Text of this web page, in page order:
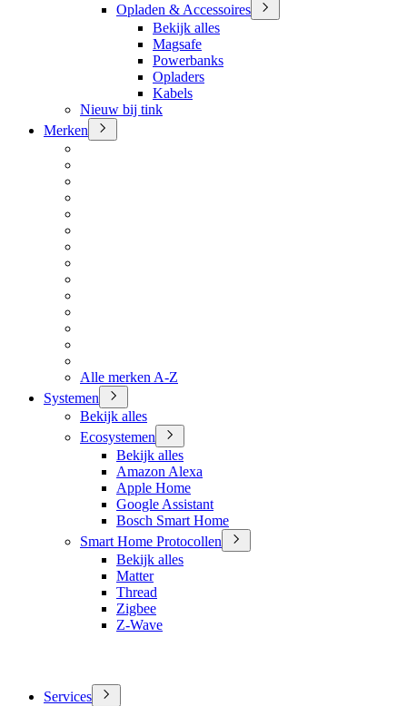
Opladen & Accessoires
Bekijk alles
Magsafe
Powerbanks
Opladers
Kabels
Nieuw bij tink
Merken
Alle merken A-Z
Systemen
Bekijk alles
Ecosystemen
Bekijk alles
Amazon Alexa
Apple Home
Google Assistant
Bosch Smart Home
Smart Home Protocollen
Bekijk alles
Matter
Thread
Zigbee
Z-Wave
Services